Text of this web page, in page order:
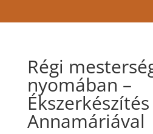
Régi
nyomában –
Annamáriával